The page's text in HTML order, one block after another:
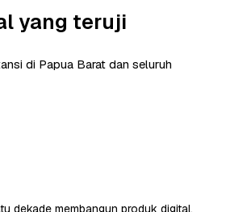
yang teruji
di Papua Barat dan seluruh